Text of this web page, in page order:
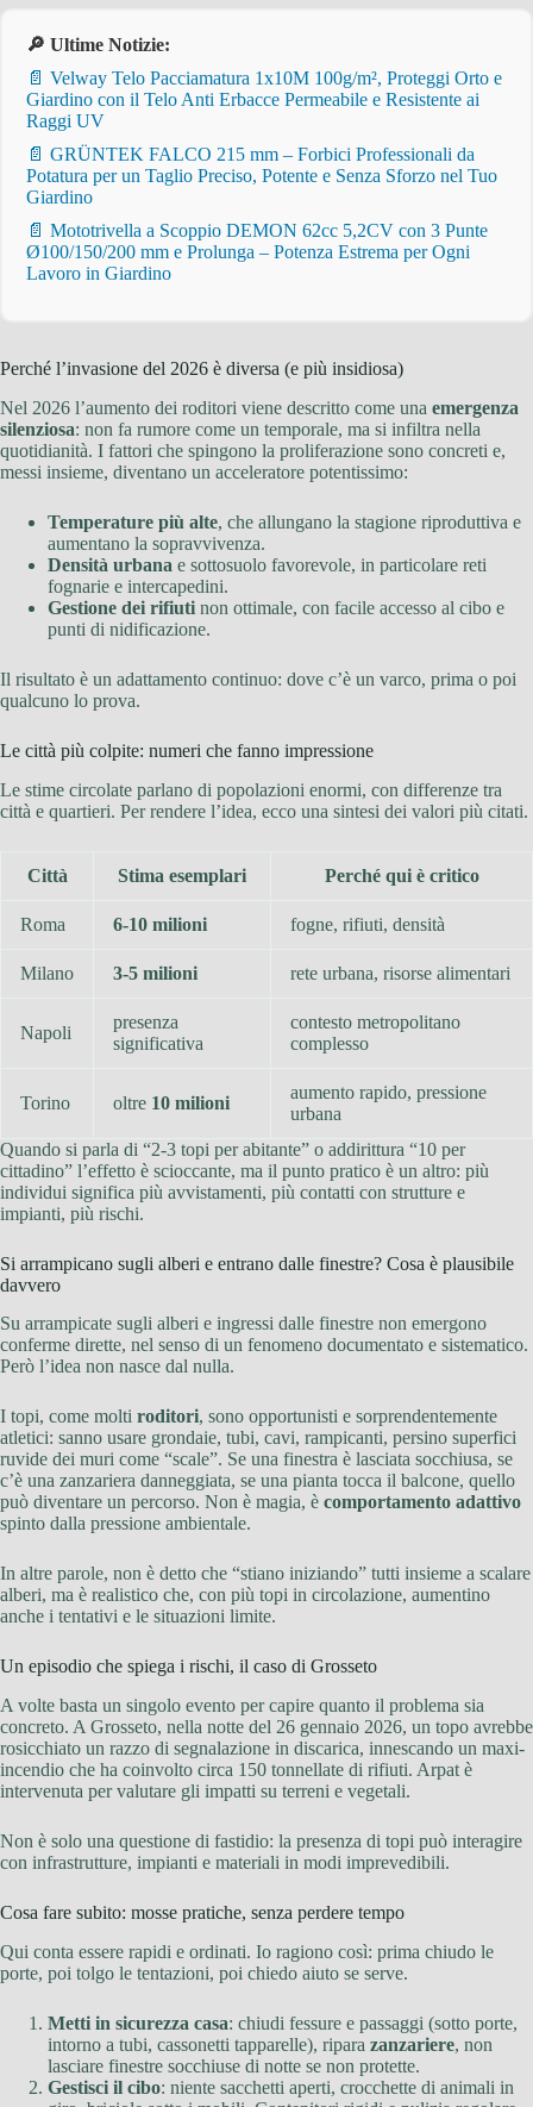
🔎 Ultime Notizie:
📄 Velway Telo Pacciamatura 1x10M 100g/m², Proteggi Orto e
Giardino con il Telo Anti Erbacce Permeabile e Resistente ai
Raggi UV
📄 GRÜNTEK FALCO 215 mm – Forbici Professionali da
Potatura per un Taglio Preciso, Potente e Senza Sforzo nel Tuo
Giardino
📄 Mototrivella a Scoppio DEMON 62cc 5,2CV con 3 Punte
Ø100/150/200 mm e Prolunga – Potenza Estrema per Ogni
Lavoro in Giardino
Perché l’invasione del 2026 è diversa (e più insidiosa)
Nel 2026 l’aumento dei roditori viene descritto come una emergenza
silenziosa: non fa rumore come un temporale, ma si infiltra nella
quotidianità. I fattori che spingono la proliferazione sono concreti e,
messi insieme, diventano un acceleratore potentissimo:
Temperature più alte, che allungano la stagione riproduttiva e
aumentano la sopravvivenza.
Densità urbana e sottosuolo favorevole, in particolare reti
fognarie e intercapedini.
Gestione dei rifiuti non ottimale, con facile accesso al cibo e
punti di nidificazione.
Il risultato è un adattamento continuo: dove c’è un varco, prima o poi
qualcuno lo prova.
Le città più colpite: numeri che fanno impressione
Le stime circolate parlano di popolazioni enormi, con differenze tra
città e quartieri. Per rendere l’idea, ecco una sintesi dei valori più citati.
Città Stima esemplari Perché qui è critico
Roma 6-10 milioni fogne, rifiuti, densità
Milano 3-5 milioni rete urbana, risorse alimentari
Napoli
presenza
significativa
contesto metropolitano
complesso
Torino oltre 10 milioni
aumento rapido, pressione
urbana
Quando si parla di “2-3 topi per abitante” o addirittura “10 per
cittadino” l’effetto è scioccante, ma il punto pratico è un altro: più
individui significa più avvistamenti, più contatti con strutture e
impianti, più rischi.
Si arrampicano sugli alberi e entrano dalle finestre? Cosa è plausibile
davvero
Su arrampicate sugli alberi e ingressi dalle finestre non emergono
conferme dirette, nel senso di un fenomeno documentato e sistematico.
Però l’idea non nasce dal nulla.
I topi, come molti roditori, sono opportunisti e sorprendentemente
atletici: sanno usare grondaie, tubi, cavi, rampicanti, persino superfici
ruvide dei muri come “scale”. Se una finestra è lasciata socchiusa, se
c’è una zanzariera danneggiata, se una pianta tocca il balcone, quello
può diventare un percorso. Non è magia, è comportamento adattivo
spinto dalla pressione ambientale.
In altre parole, non è detto che “stiano iniziando” tutti insieme a scalare
alberi, ma è realistico che, con più topi in circolazione, aumentino
anche i tentativi e le situazioni limite.
Un episodio che spiega i rischi, il caso di Grosseto
A volte basta un singolo evento per capire quanto il problema sia
concreto. A Grosseto, nella notte del 26 gennaio 2026, un topo avrebbe
rosicchiato un razzo di segnalazione in discarica, innescando un maxi-
incendio che ha coinvolto circa 150 tonnellate di rifiuti. Arpat è
intervenuta per valutare gli impatti su terreni e vegetali.
Non è solo una questione di fastidio: la presenza di topi può interagire
con infrastrutture, impianti e materiali in modi imprevedibili.
Cosa fare subito: mosse pratiche, senza perdere tempo
Qui conta essere rapidi e ordinati. Io ragiono così: prima chiudo le
porte, poi tolgo le tentazioni, poi chiedo aiuto se serve.
Metti in sicurezza casa: chiudi fessure e passaggi (sotto porte,
intorno a tubi, cassonetti tapparelle), ripara zanzariere, non
lasciare finestre socchiuse di notte se non protette.
Gestisci il cibo: niente sacchetti aperti, crocchette di animali in